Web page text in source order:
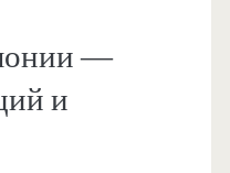
—
и